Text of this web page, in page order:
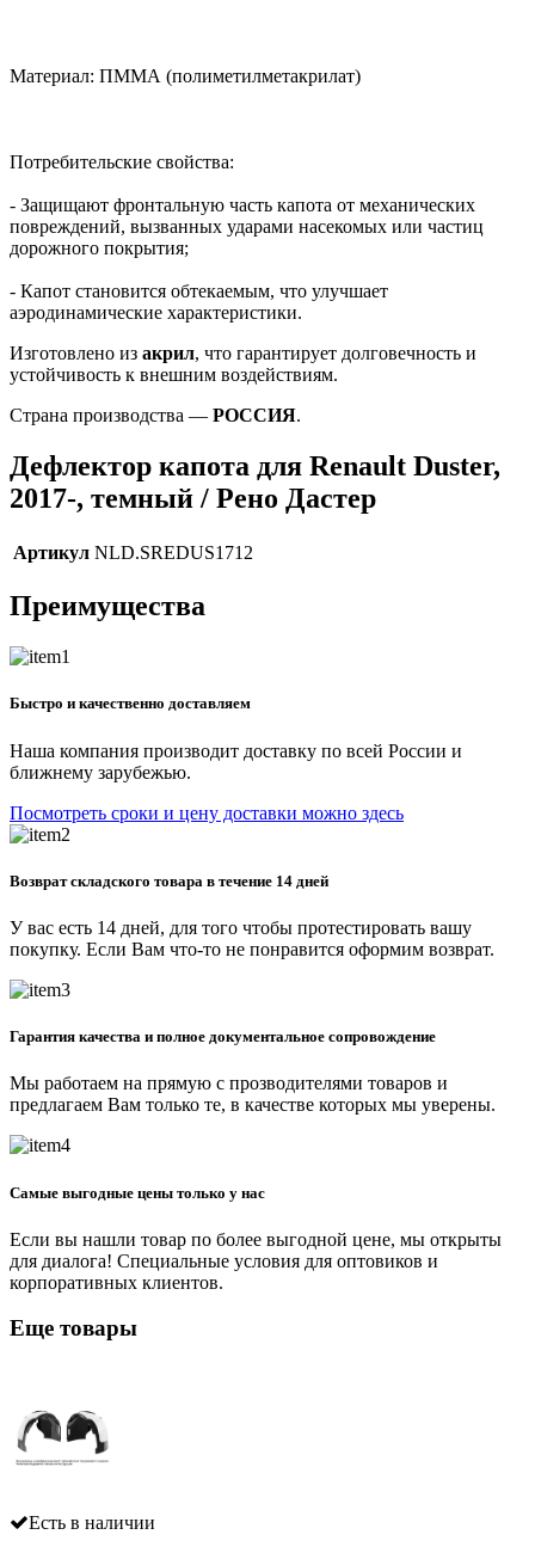
Материал: ПММА (полиметилметакрилат)
Потребительские свойства:
- Защищают фронтальную часть капота от механических
повреждений, вызванных ударами насекомых или частиц
дорожного покрытия;
- Капот становится обтекаемым, что улучшает
аэродинамические характеристики.
Изготовлено из акрил, что гарантирует долговечность и
устойчивость к внешним воздействиям.
Страна производства — РОССИЯ.
Дефлектор капота для Renault Duster,
2017-, темный / Рено Дастер
Артикул NLD.SREDUS1712
Преимущества
Быстро и качественно доставляем
Наша компания производит доставку по всей России и
ближнему зарубежью.
Посмотреть сроки и цену доставки можно здесь
Возврат складского товара в течение 14 дней
У вас есть 14 дней, для того чтобы протестировать вашу
покупку. Если Вам что-то не понравится оформим возврат.
Гарантия качества и полное документальное сопровождение
Мы работаем на прямую с прозводителями товаров и
предлагаем Вам только те, в качестве которых мы уверены.
Самые выгодные цены только у нас
Если вы нашли товар по более выгодной цене, мы открыты
для диалога! Специальные условия для оптовиков и
корпоративных клиентов.
Еще товары
Есть в наличии